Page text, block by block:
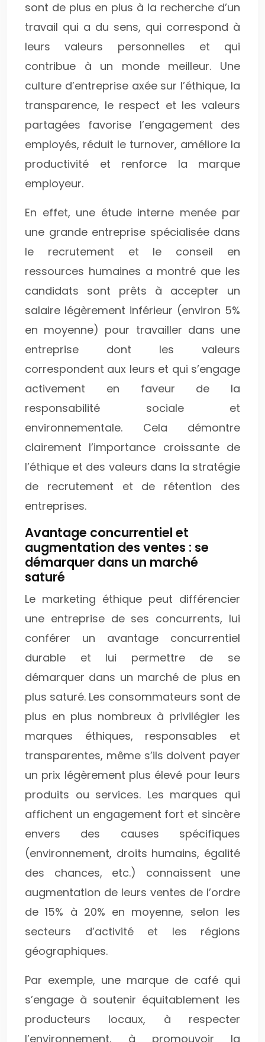
sont de plus en plus à la recherche d’un
travail qui a du sens, qui correspond à
leurs valeurs personnelles et qui
contribue à un monde meilleur. Une
culture d’entreprise axée sur l’éthique, la
transparence, le respect et les valeurs
partagées favorise l’engagement des
employés, réduit le turnover, améliore la
productivité et renforce la marque
employeur.
En effet, une étude interne menée par
une grande entreprise spécialisée dans
le recrutement et le conseil en
ressources humaines a montré que les
candidats sont prêts à accepter un
salaire légèrement inférieur (environ 5%
en moyenne) pour travailler dans une
entreprise dont les valeurs
correspondent aux leurs et qui s’engage
activement en faveur de la
responsabilité sociale et
environnementale. Cela démontre
clairement l’importance croissante de
l’éthique et des valeurs dans la stratégie
de recrutement et de rétention des
entreprises.
Avantage concurrentiel et
augmentation des ventes : se
démarquer dans un marché
saturé
Le marketing éthique peut différencier
une entreprise de ses concurrents, lui
conférer un avantage concurrentiel
durable et lui permettre de se
démarquer dans un marché de plus en
plus saturé. Les consommateurs sont de
plus en plus nombreux à privilégier les
marques éthiques, responsables et
transparentes, même s’ils doivent payer
un prix légèrement plus élevé pour leurs
produits ou services. Les marques qui
affichent un engagement fort et sincère
envers des causes spécifiques
(environnement, droits humains, égalité
des chances, etc.) connaissent une
augmentation de leurs ventes de l’ordre
de 15% à 20% en moyenne, selon les
secteurs d’activité et les régions
géographiques.
Par exemple, une marque de café qui
s’engage à soutenir équitablement les
producteurs locaux, à respecter
l’environnement, à promouvoir la